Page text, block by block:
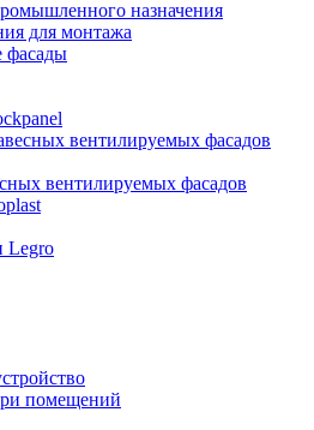
назначения
для монтажа
фасады
вентилируемых фасадов
вентилируемых фасадов
Legro
помещений